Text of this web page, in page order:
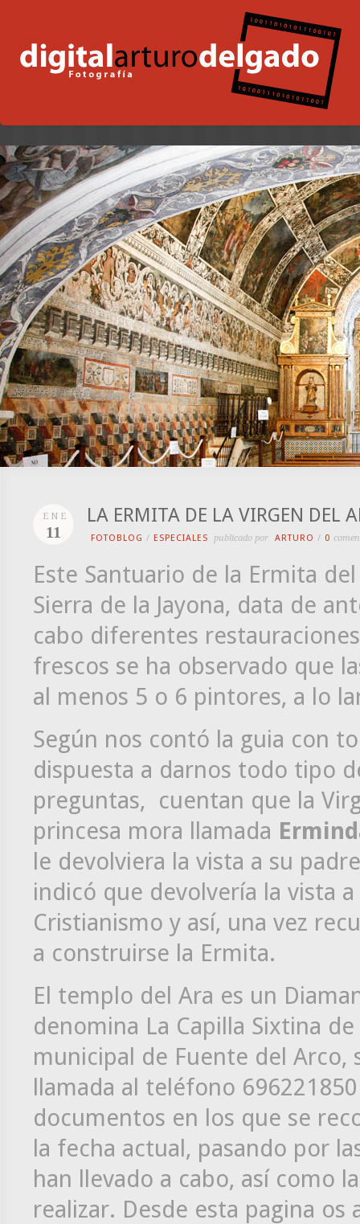
ENE
11
LA ERMITA DE LA VIRGEN DEL
FOTOBLOG / ESPECIALES publicado por ARTURO / 0
Este Santuario de la Ermita
Sierra de la Jayona, data de
cabo diferentes
frescos se ha observado que
al menos 5 o 6 pintores, a lo
Según nos contó la guia con
dispuesta a darnos todo tipo
preguntas, cuentan que la
princesa mora llamada
le devolviera la vista a su
indicó que devolvería la vista
Cristianismo y así, una vez
a construirse la Ermita.
El templo del Ara es un
denomina La Capilla Sixtina
municipal de Fuente del
llamada al teléfono
documentos en los que se
la fecha actual, pasando por
han llevado a cabo, así como
realizar. Desde esta pagina